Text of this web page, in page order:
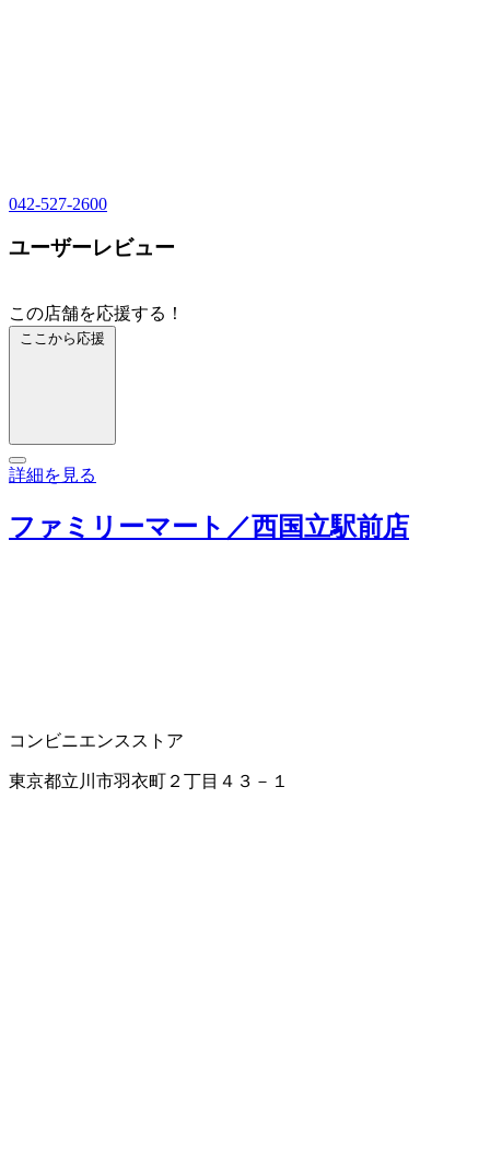
042-527-2600
ユーザーレビュー
この店舗を応援する！
ここから応援
詳細を見る
ファミリーマート／西国立駅前店
コンビニエンスストア
東京都立川市羽衣町２丁目４３－１